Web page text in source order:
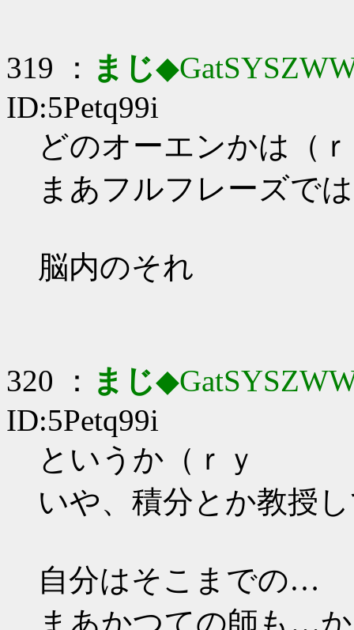
319 ： まじ
ID:5Petq99i
どのオーエンかは（
まあフルフレーズで
脳内のそれ
320 ： まじ
ID:5Petq99i
というか（ｒｙ
いや、積分とか教授
自分はそこまでの…
まあかつての師も…か